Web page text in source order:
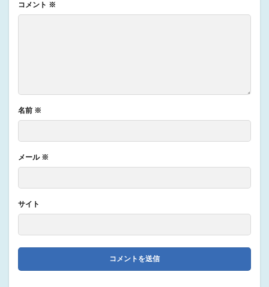
コメント ※
名前 ※
メール ※
サイト